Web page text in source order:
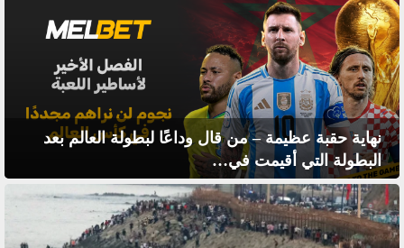
نهاية حقبة عظيمة – من قال وداعًا لبطولة العالم بعد
البطولة التي أقيمت في…